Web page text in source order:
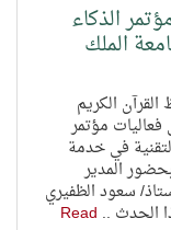
الذكاء
الملك
الكريم
مؤتمر
في خدمة
المدير
سعود الظفيري
الحدث .. Read